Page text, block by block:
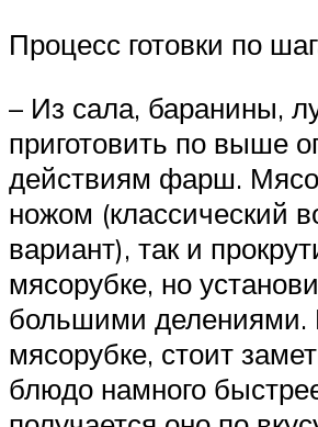
Процесс готовки по
– Из сала, баранины,
приготовить по выше
действиям фарш.
ножом (классический
вариант), так и
мясорубке, но
большими делениями.
мясорубке, стоит
блюдо намного